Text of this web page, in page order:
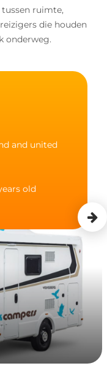
tussen ruimte,
die houden
onderweg.
and united
old